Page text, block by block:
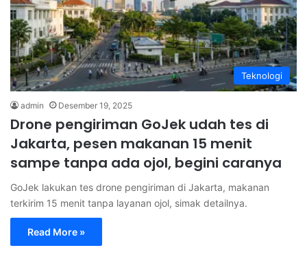
Teknologi
admin Desember 19, 2025
Drone pengiriman GoJek udah tes di
Jakarta, pesen makanan 15 menit
sampe tanpa ada ojol, begini caranya
GoJek lakukan tes drone pengiriman di Jakarta, makanan
terkirim 15 menit tanpa layanan ojol, simak detailnya.
Read More »